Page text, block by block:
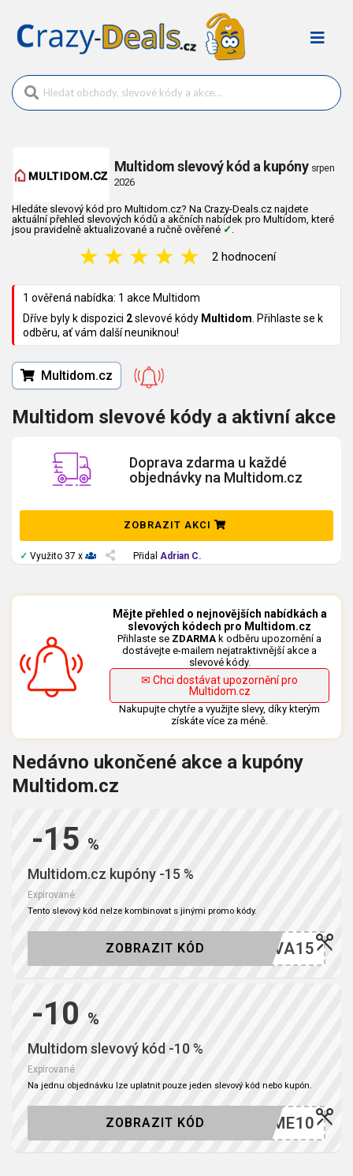
Multidom slevový kód a kupóny srpen
2026
Hledáte slevový kód pro Multidom.cz? Na Crazy-Deals.cz najdete
aktuální přehled slevových kódů a akčních nabídek pro Multidom, které
jsou pravidelně aktualizované a ručně ověřené ✓ .
★ ★ ★ ★ ★ 2 hodnocení
1 ověřená nabídka: 1 akce Multidom
Dříve byly k dispozici 2slevové kódy Multidom. Přihlaste se k
odběru, ať vám další neuniknou!
Multidom.cz
Multidom slevové kódy a aktivní akce
Doprava zdarma u každé
objednávky na Multidom.cz
ZOBRAZIT AKCI
✓ Využito 37 x Přidal Adrian C.
Mějte přehled o nejnovějších nabídkách a
slevových kódech pro Multidom.cz
Přihlaste se ZDARMA k odběru upozornění a
dostávejte e-mailem nejatraktivnější akce a
slevové kódy.
✉ Chci dostávat upozornění pro
Multidom.cz
Nakupujte chytře a využijte slevy, díky kterým
získáte více za méně.
Nedávno ukončené akce a kupóny
Multidom.cz
-15 %
Multidom.cz kupóny -15 %
Expirované
Tento slevový kód nelze kombinovat s jinými promo kódy.
SLEVA15
ZOBRAZIT KÓD
-10 %
Multidom slevový kód -10 %
Expirované
Na jednu objednávku lze uplatnit pouze jeden slevový kód nebo kupón.
ELCOME10
ZOBRAZIT KÓD